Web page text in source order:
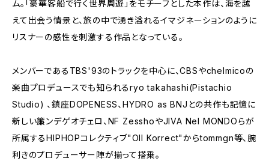
ム。「豪華客船で行く世界周遊」をモチーフとした本作は、海を越
えて出会う情景と、旅の中で湧き溢れるイマジネーションのように
リスナーの感性を刺激する作品となっている。
メンバーであるTBS'93のトラックを中心に、CBSやchelmicoの
楽曲プロデュースでも知られるryo takahashi(Pistachio
Studio) 、鎮座DOPENESS、HYDRO as BNJとの共作も記憶に
新しい簾ンデゲオチェロ、NF ZesshoやJIVA Nel MONDOらが
所属するHIPHOPコレクティブ"Oll Korrect"からtommgn等、腕
利きのプロデューサー陣が揃って搭乗。